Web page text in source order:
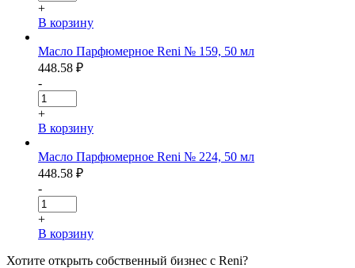
+
В корзину
Масло Парфюмерное Reni № 159, 50 мл
448.58 ₽
-
+
В корзину
Масло Парфюмерное Reni № 224, 50 мл
448.58 ₽
-
+
В корзину
Хотите открыть собственный бизнес с Reni?